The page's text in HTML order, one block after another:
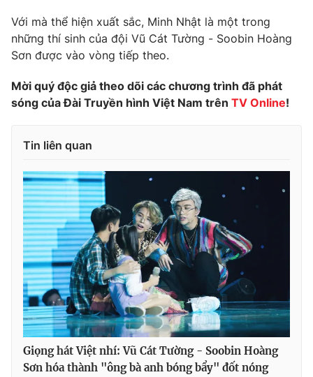
VTV9 VTV8
Liên hệ tòa soạn English
Theo dõi báo trên
Cơ quan chủ quản:Đài Truyền hình Việt Nam
Cơ quan báo chí:Thời báo VTV
Giấy phép hoạt động báo in và báo điện tử số 483/GP-BTTTT
cấp ngày 29/12/2023
Tổng Biên tập:Vũ Thanh Thủy
Phó Tổng Biên tập:
Nguyễn Thị Mỹ Hạnh, Phạm Quốc Thắng,
Nguyễn Trọng Ninh
Tổng đài VTV:024.38 355 931 - 024.38 355 932
Với mà thể hiện xuất sắc, Minh Nhật là một trong
những thí sinh của đội Vũ Cát Tường - Soobin Hoàng
Sơn được vào vòng tiếp theo.
Mời quý độc giả theo dõi các chương trình đã phát
sóng của Đài Truyền hình Việt Nam trên TV Online!
Tin liên quan
Giọng hát Việt nhí: Vũ Cát Tường - Soobin Hoàng
Sơn hóa thành "ông bà anh bóng bẩy" đốt nóng